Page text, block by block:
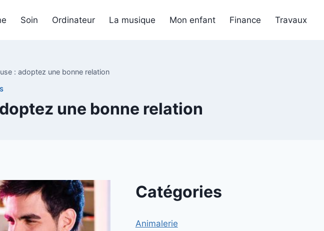
Soin Ordinateur La musique Mon enfant Finance Travaux
: adoptez une bonne relation
une bonne relation
Catégories
Animalerie